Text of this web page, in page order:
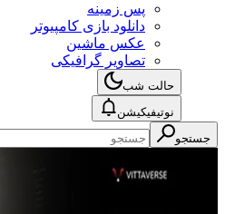
پس زمینه
دانلود بازی کامپیوتر
عکس ماشین
تصاویر گرافیکی
حالت شب
نوتیفیکیشن
جستجو